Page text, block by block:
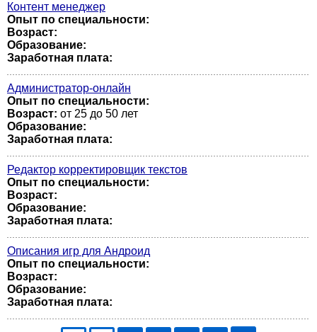
Контент менеджер
Опыт по специальности:
Возраст:
Образование:
Заработная плата:
Администратор-онлайн
Опыт по специальности:
Возраст: от 25 до 50 лет
Образование:
Заработная плата:
Редактор корректировщик текстов
Опыт по специальности:
Возраст:
Образование:
Заработная плата:
Описания игр для Андроид
Опыт по специальности:
Возраст:
Образование:
Заработная плата: